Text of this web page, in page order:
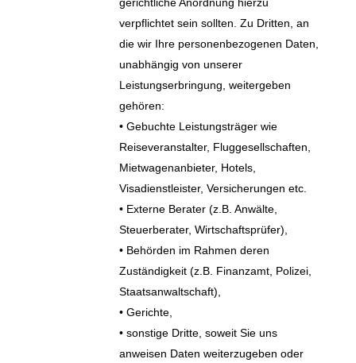
verpflichtet sein sollten. Zu Dritten, an
die wir Ihre personenbezogenen Daten,
unabhängig von unserer
Leistungserbringung, weitergeben
gehören:
• Gebuchte Leistungsträger wie
Reiseveranstalter, Fluggesellschaften,
Mietwagenanbieter, Hotels,
Visadienstleister, Versicherungen etc.
• Externe Berater (z.B. Anwälte,
Steuerberater, Wirtschaftsprüfer),
• Behörden im Rahmen deren
Zuständigkeit (z.B. Finanzamt, Polizei,
Staatsanwaltschaft),
• Gerichte,
• sonstige Dritte, soweit Sie uns
anweisen Daten weiterzugeben oder